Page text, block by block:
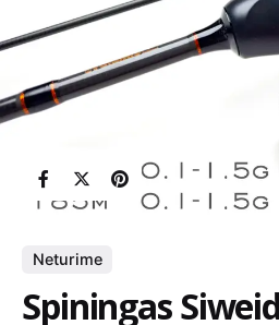
Neturime
Spiningas